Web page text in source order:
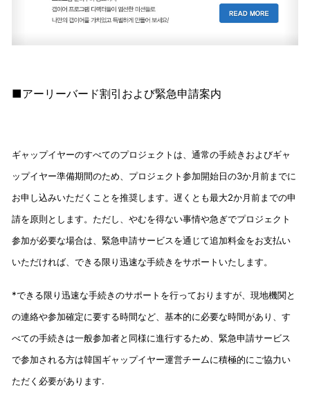
■アーリーバード割引および緊急申請案内
ギャップイヤーのすべてのプロジェクトは、通常の手続きおよびギャ
ップイヤー準備期間のため、プロジェクト参加開始日の3か月前までに
お申し込みいただくことを推奨します。遅くとも最大2か月前までの申
請を原則とします。ただし、やむを得ない事情や急ぎでプロジェクト
参加が必要な場合は、緊急申請サービスを通じて追加料金をお支払い
いただければ、できる限り迅速な手続きをサポートいたします。
*できる限り迅速な手続きのサポートを行っておりますが、現地機関と
の連絡や参加確定に要する時間など、基本的に必要な時間があり、す
べての手続きは一般参加者と同様に進行するため、 緊急申請サービス
で参加される方は韓国ギャップイヤー運営チームに積極的にご協力い
ただく必要があります.